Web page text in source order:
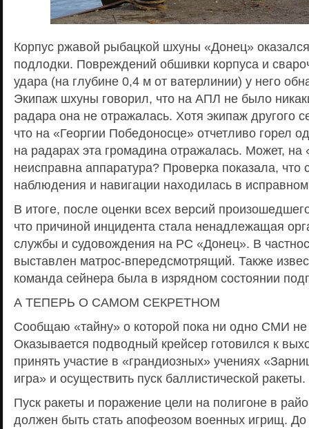
Корпус ржавой рыбацкой шхуны «Донец»
подлодки. Повреждений обшивки корпуса и
удара (на глубине 0,4 м от ватерлинии) у него
Экипаж шхуны говорил, что на АПЛ не было
радара она не отражалась. Хотя экипаж другого
что на «Георгии Победоносце» отчетливо горел
на радарах эта громадина отражалась. Может,
неисправна аппаратура? Проверка показала, что
наблюдения и навигации находилась в
В итоге, после оценки всех версий
что причиной инцидента стала ненадлежащая
службы и судовождения на РС «Донец». В
выставлен матрос-впередсмотрящий. Также
команда сейнера была в изрядном состоянии
А ТЕПЕРЬ О САМОМ СЕКРЕТНОМ
Сообщаю «тайну» о которой пока ни одно СМИ не
Оказывается подводный крейсер готовился к
принять участие в «грандиозных» учениях
игра» и осуществить пуск баллистической ракеты.
Пуск ракеты и поражение цели на полигоне в
должен быть стать апофеозом военных игрищ. До